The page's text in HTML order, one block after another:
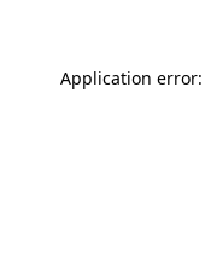
Application